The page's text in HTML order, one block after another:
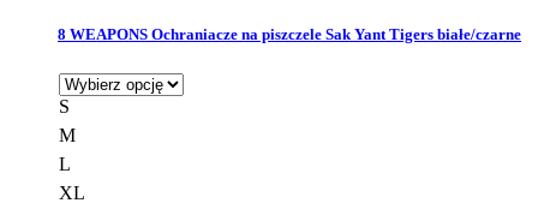
wariantów.
można
wybrać
8 WEAPONS Ochraniacze na piszczele Sak Yant Tigers białe/czarne
S
M
L
XL